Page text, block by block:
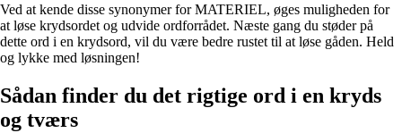
Ved at kende disse synonymer for MATERIEL, øges muligheden for
at løse krydsordet og udvide ordforrådet. Næste gang du støder på
dette ord i en krydsord, vil du være bedre rustet til at løse gåden. Held
og lykke med løsningen!
Sådan finder du det rigtige ord i en kryds
og tværs